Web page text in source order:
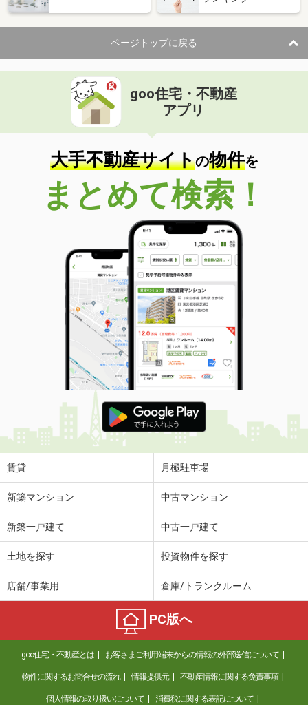
住 所
佐賀県鳥栖市弥生が丘６丁目
専有面積 54.02m²
間取り
2LDK
佐賀県鳥栖市村田町
価 格
住 所
佐賀県鳥栖市村田町
専有面積 40.29m²
間取り
1LDK
佐賀県武雄市武雄町大字富岡
価 格
4.90万円
佐賀県武雄市武雄町大字富岡
40.09m²
間取り
1LDK
佐賀県鳥栖市古賀町
価 格
5.40万円
住 所
佐賀県鳥栖市古賀町
専有面積 41.18m²
間取り
1LDK
佐賀県鳥栖市鎗田町
価 格
7.20万円
住 所
佐賀県鳥栖市鎗田町
専有面積
佐賀県伊万里市立花町
4.60万円
佐賀県三養基郡みやき町大字江口豆津
6.65万円
住 所
佐賀県三養基郡みやき町大字江口豆津
専有面積 59.58m²
間取り
2LDK
佐賀県鳥栖市田代本町
ページトップに戻る
goo住宅・不動産
アプリ
大手不動産サイトの物件を
まとめて検索！
賃貸 月極駐車場
新築マンション 中古マンション
新築一戸建て 中古一戸建て
土地を探す 投資物件を探す
店舗/事業用 倉庫/トランクルーム
PC版へ
goo住宅・不動産とは お客さまご利用端末からの情報の外部送信について
物件に関するお問合せの流れ 情報提供元 不動産情報に関する免責事項
個人情報の取り扱いについて 消費税に関する表記について